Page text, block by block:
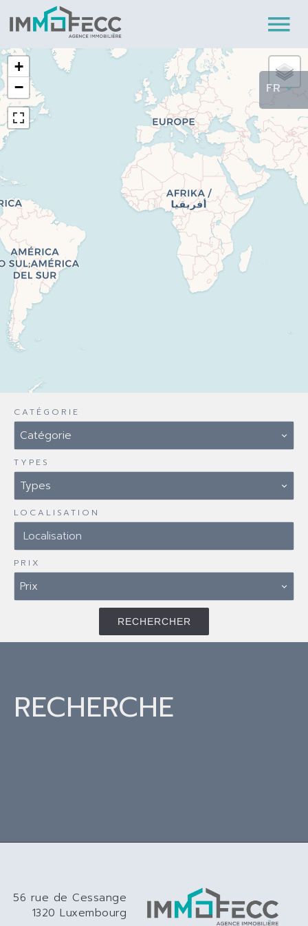
FR
+
−
CATÉGORIE
Catégorie
TYPES
Types
LOCALISATION
Localisation
PRIX
Prix
RECHERCHER
RECHERCHE
56 rue de Cessange
1320 Luxembourg